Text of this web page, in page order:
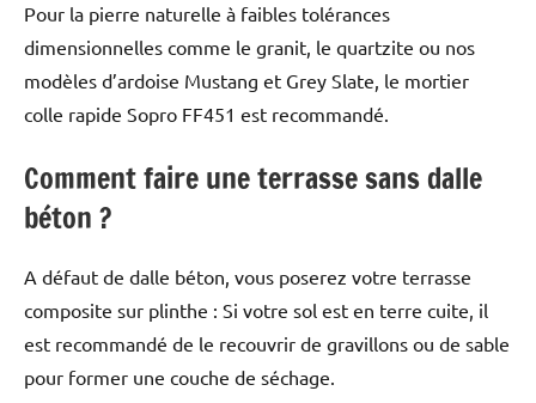
Pour la pierre naturelle à faibles tolérances
dimensionnelles comme le granit, le quartzite ou nos
modèles d’ardoise Mustang et Grey Slate, le mortier
colle rapide Sopro FF451 est recommandé.
Comment faire une terrasse sans dalle
béton ?
A défaut de dalle béton, vous poserez votre terrasse
composite sur plinthe : Si votre sol est en terre cuite, il
est recommandé de le recouvrir de gravillons ou de sable
pour former une couche de séchage.